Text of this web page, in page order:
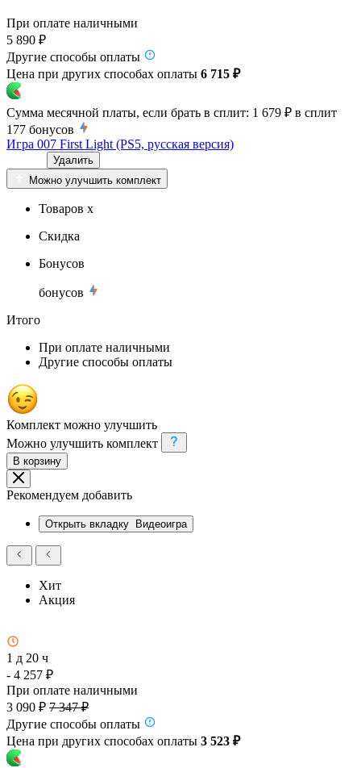
При оплате наличными
5 890 ₽
Другие способы оплаты
Цена при других способах оплаты 6 715 ₽
Сумма месячной платы, если брать в сплит: 1 679 ₽ в сплит
177 бонусов
Игра 007 First Light (PS5, русская версия)
Удалить
Можно улучшить комплект
Товаров x
Скидка
Бонусов
бонусов
Итого
При оплате наличными
Другие способы оплаты
Комплект можно улучшить
Можно улучшить комплект
В корзину
Рекомендуем добавить
Открыть вкладку Видеоигра
Хит
Акция
1 д 20 ч
- 4 257 ₽
При оплате наличными
3 090 ₽ 7 347 ₽
Другие способы оплаты
Цена при других способах оплаты 3 523 ₽